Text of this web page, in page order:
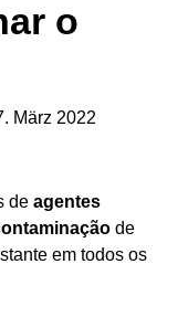
o
März 2022
de agentes
de
em todos os